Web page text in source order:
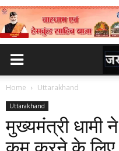
Home Uttarakhand
Uttarakhand
मुख्यमंत्री धामी